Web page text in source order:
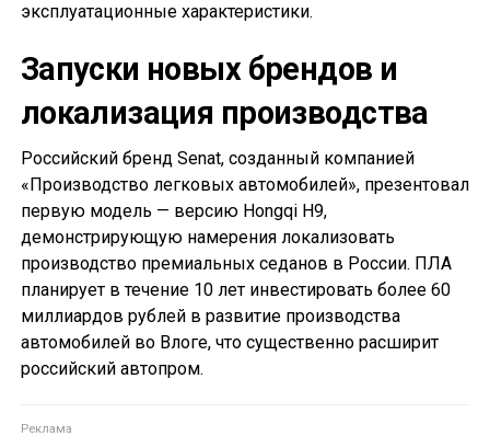
эксплуатационные характеристики.
Запуски новых брендов и
локализация производства
Российский бренд Senat, созданный компанией
«Производство легковых автомобилей», презентовал
первую модель — версию Hongqi H9,
демонстрирующую намерения локализовать
производство премиальных седанов в России. ПЛА
планирует в течение 10 лет инвестировать более 60
миллиардов рублей в развитие производства
автомобилей во Влоге, что существенно расширит
российский автопром.